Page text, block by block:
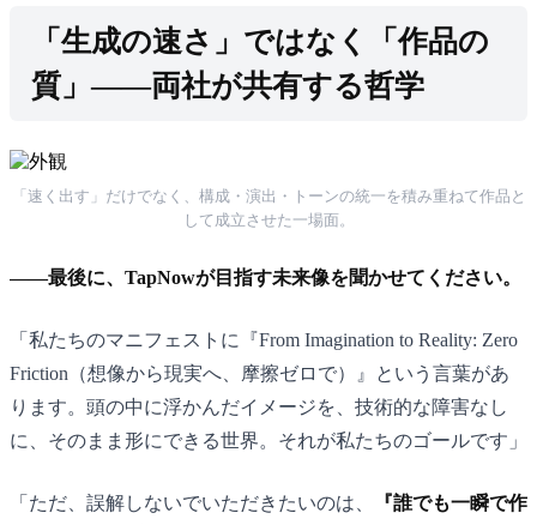
「生成の速さ」ではなく「作品の
質」——両社が共有する哲学
「速く出す」だけでなく、構成・演出・トーンの統一を積み重ねて作品と
して成立させた一場面。
——最後に、TapNowが目指す未来像を聞かせてください。
「私たちのマニフェストに『From Imagination to Reality: Zero
Friction（想像から現実へ、摩擦ゼロで）』という言葉があ
ります。頭の中に浮かんだイメージを、技術的な障害なし
に、そのまま形にできる世界。それが私たちのゴールです」
「ただ、誤解しないでいただきたいのは、
『誰でも一瞬で作